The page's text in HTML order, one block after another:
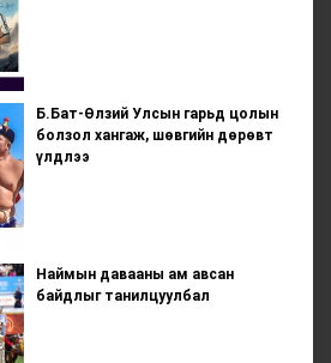
Б.Бат-Өлзий Улсын гарьд цолын
болзол хангаж, шөвгийн дөрөвт
үлдлээ
Наймын давааны ам авсан
байдлыг танилцуулбал